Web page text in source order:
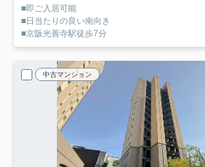
■即ご入居可能
■日当たりの良い南向き
■京阪光善寺駅徒歩7分
中古マンション